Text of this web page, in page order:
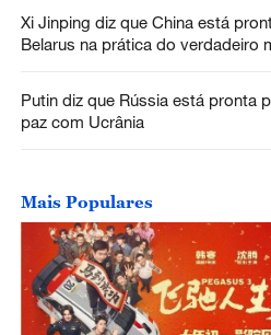
Xi Jinping diz que China está
Belarus na prática do verdadeiro
Putin diz que Rússia está pronta
paz com Ucrânia
Mais Populares